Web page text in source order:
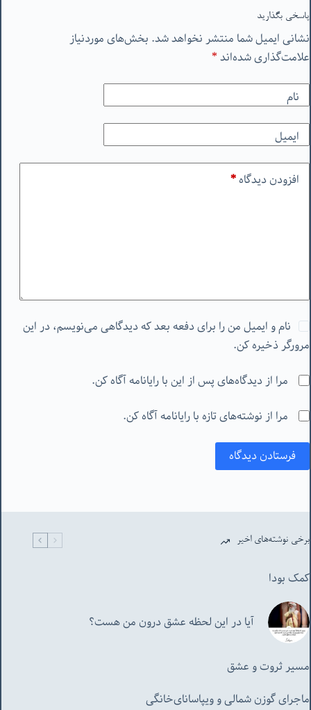
پاسخی بگذارید
نشانی ایمیل شما منتشر نخواهد شد. بخش‌های موردنیاز
علامت‌گذاری شده‌اند*
نام
ایمیل
افزودن دیدگاه*
نام و ایمیل من را برای دفعه بعد که دیدگاهی می‌نویسم، در این
مرورگر ذخیره کن.
مرا از دیدگاه‌های پس از این با رایانامه آگاه کن.
مرا از نوشته‌های تازه با رایانامه آگاه کن.
فرستادن دیدگاه
برخی نوشته‌های اخیر
کمک بودا
آیا در این لحظه عشق درون من هست؟
مسیر ثروت و عشق
ماجرای گوزن شمالی و‌ ویپاسانای‌خانگی